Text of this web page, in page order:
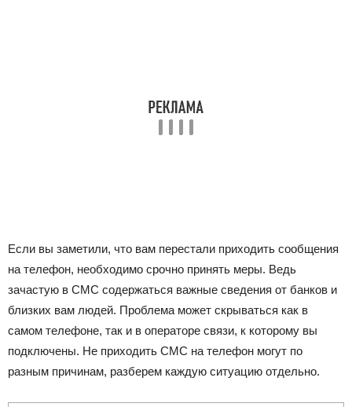
Если вы заметили, что вам перестали приходить сообщения
на телефон, необходимо срочно принять меры. Ведь
зачастую в СМС содержаться важные сведения от банков и
близких вам людей. Проблема может скрываться как в
самом телефоне, так и в операторе связи, к которому вы
подключены. Не приходить СМС на телефон могут по
разным причинам, разберем каждую ситуацию отдельно.